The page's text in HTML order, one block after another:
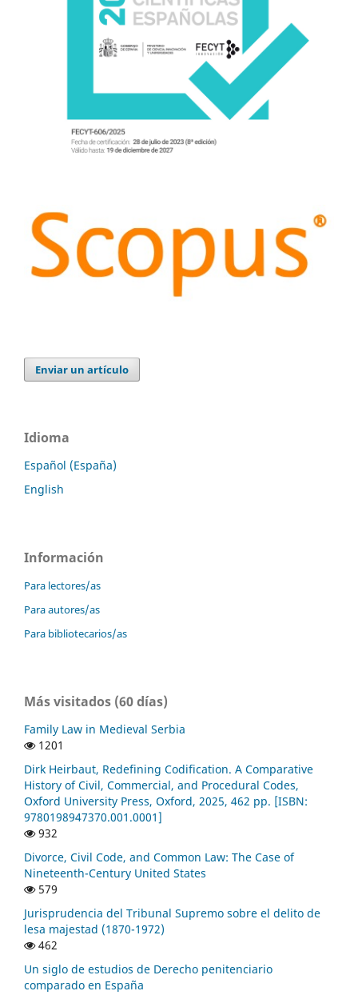
Enviar un artículo
Idioma
Español (España)
English
Información
Para lectores/as
Para autores/as
Para bibliotecarios/as
Más visitados (60 días)
Family Law in Medieval Serbia
1201
Dirk Heirbaut, Redefining Codification. A Comparative
History of Civil, Commercial, and Procedural Codes,
Oxford University Press, Oxford, 2025, 462 pp. [ISBN:
9780198947370.001.0001]
932
Divorce, Civil Code, and Common Law: The Case of
Nineteenth-Century United States
579
Jurisprudencia del Tribunal Supremo sobre el delito de
lesa majestad (1870-1972)
462
Un siglo de estudios de Derecho penitenciario
comparado en España